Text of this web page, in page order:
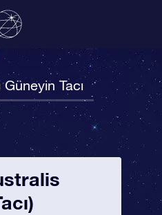
Güneyin Tacı